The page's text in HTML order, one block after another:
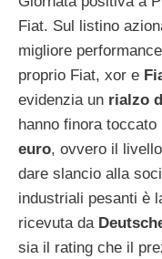
Fiat. Sul listino
migliore
proprio Fiat, xor e
evidenzia un rialzo
hanno finora toccato
euro, ovvero il
dare slancio alla
industriali pesanti è
ricevuta da
sia il rating che il